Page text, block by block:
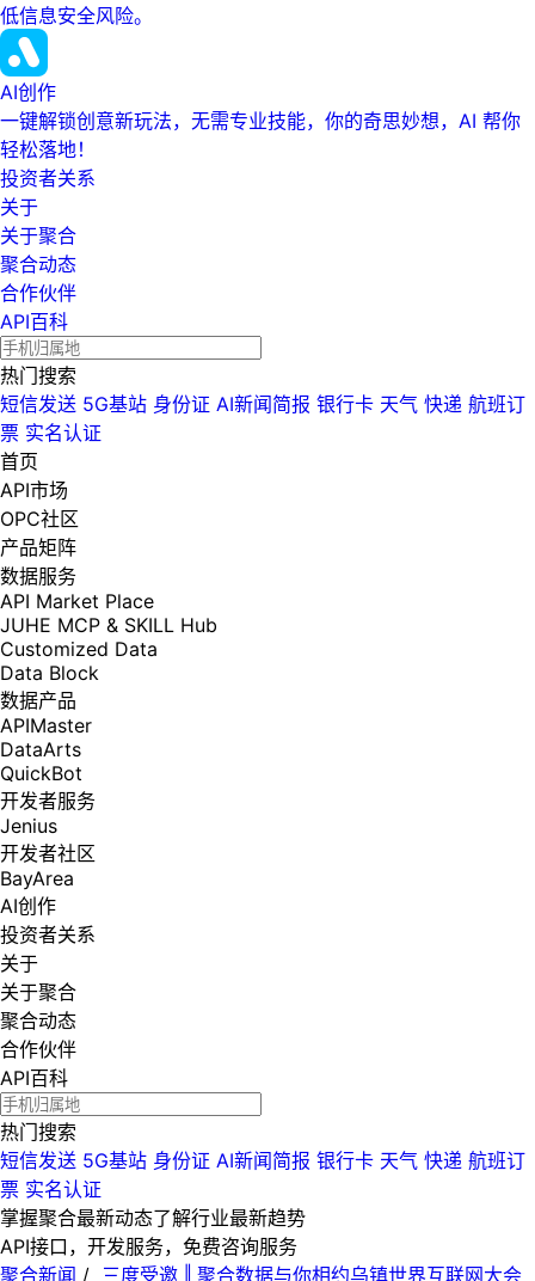
低信息安全风险。
AI创作
一键解锁创意新玩法，无需专业技能，你的奇思妙想，AI 帮你
轻松落地！
投资者关系
关于
关于聚合
聚合动态
合作伙伴
API百科
热门搜索
短信发送 5G基站 身份证 AI新闻简报 银行卡 天气 快递 航班订
票 实名认证
首页
API市场
OPC社区
产品矩阵
数据服务
API Market Place
JUHE MCP & SKILL Hub
Customized Data
Data Block
数据产品
APIMaster
DataArts
QuickBot
开发者服务
Jenius
开发者社区
BayArea
AI创作
投资者关系
关于
关于聚合
聚合动态
合作伙伴
API百科
热门搜索
短信发送 5G基站 身份证 AI新闻简报 银行卡 天气 快递 航班订
票 实名认证
掌握聚合最新动态了解行业最新趋势
API接口，开发服务，免费咨询服务
聚合新闻 / 三度受邀 ‖ 聚合数据与你相约乌镇世界互联网大会